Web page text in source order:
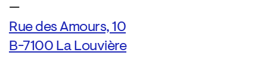
—
Rue des Amours, 10
B-7100 La Louvière